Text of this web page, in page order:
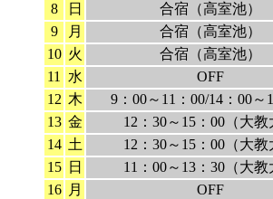
8
日
合宿（高室池）
9
月
合宿（高室池）
10 火
合宿（高室池）
11
水 OFF
12 木
9：00～11：00/14：00～
13 金
12：30～15：00（大教
14 土
12：30～15：00（大教
15
日
11：00～13：30（大教
16
月
OFF